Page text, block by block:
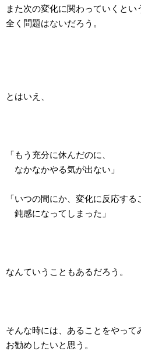
また次の変化に関わっていくとい
全く問題はないだろう。
とはいえ、
「もう充分に休んだのに、
なかなかやる気が出ない」
「いつの間にか、変化に反応する
鈍感になってしまった」
なんていうこともあるだろう。
そんな時には、あることをやって
お勧めしたいと思う。